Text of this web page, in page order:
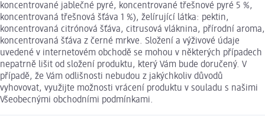
koncentrované jablečné pyré, koncentrované třešnové pyré 5 %,
koncentrovaná třešnová šťáva 1 %), želírující látka: pektin,
koncentrovaná citrónová šťáva, citrusová vláknina, přírodní aroma,
koncentrovaná šťáva z černé mrkve. Složení a výživové údaje
uvedené v internetovém obchodě se mohou v některých případech
nepatrně lišit od složení produktu, který Vám bude doručený. V
případě, že Vám odlišnosti nebudou z jakýchkoliv důvodů
vyhovovat, využijte možnosti vrácení produktu v souladu s našimi
Všeobecnými obchodními podmínkami.